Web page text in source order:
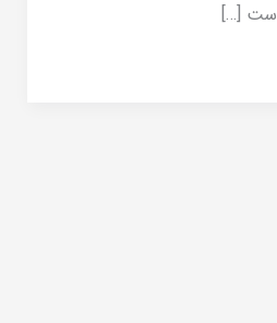
است […]